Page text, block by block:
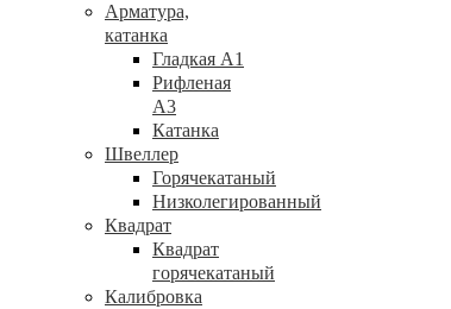
Арматура,
катанка
Гладкая А1
Рифленая
А3
Катанка
Швеллер
Горячекатаный
Низколегированный
Квадрат
Квадрат
горячекатаный
Калибровка